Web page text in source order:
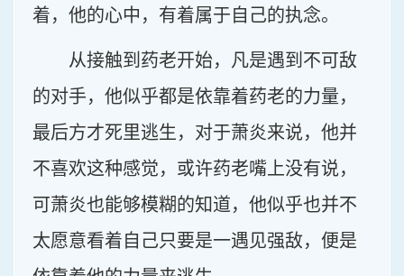
着，他的心中，有着属于自己的执念。
从接触到药老开始，凡是遇到不可敌
的对手，他似乎都是依靠着药老的力量，
最后方才死里逃生，对于萧炎来说，他并
不喜欢这种感觉，或许药老嘴上没有说，
可萧炎也能够模糊的知道，他似乎也并不
太愿意看着自己只要是一遇见强敌，便是